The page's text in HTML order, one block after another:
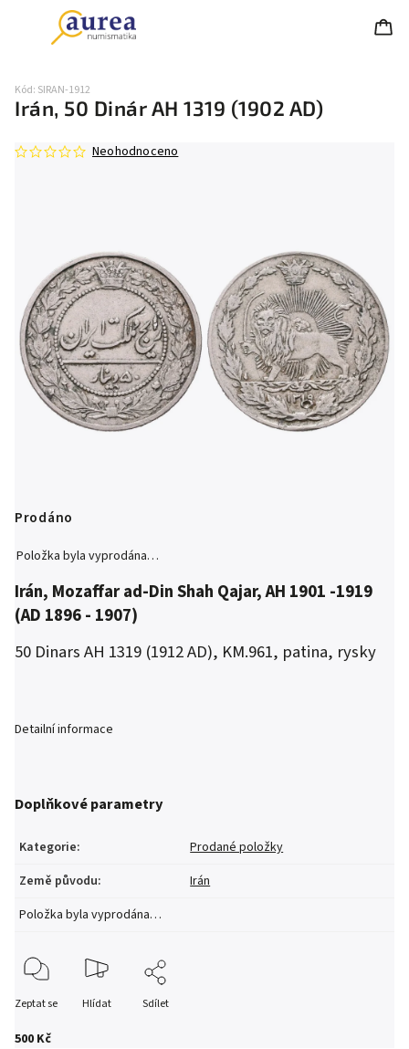
Irán, 50 Dinár AH 1319 (1902 AD)
Kód: SIRAN-1912
Neohodnoceno
500 Kč
Prodáno
Položka byla vyprodána…
Irán, Mozaffar ad-Din Shah Qajar, AH 1901 -1919
(AD 1896 - 1907)
50 Dinars AH 1319 (1912 AD), KM.961, patina, rysky
Detailní informace
Doplňkové parametry
Kategorie:
Prodané položky
Země původu:
Irán
Položka byla vyprodána…
Zeptat se Hlídat Sdílet